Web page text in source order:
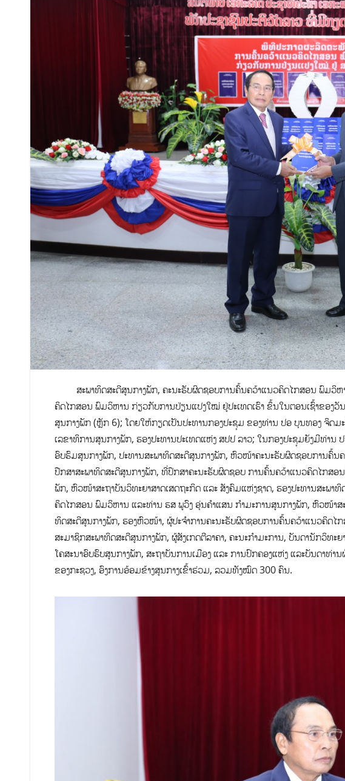
ສະພາທິດສະດີສູນກາງພັກ, ຄະນະຮັບຜິດຊອບການຄົ້ນຄວ້າແນວຄິດໄກສອນ ພົມວິຫ
ຄິດໄກສອນ ພົມວິຫານ ກ່ຽວກັບການປ່ຽນແປງໃໝ່ ຢູ່ປະເທດເຮົາ ຂຶ້ນໃນຕອນເຊົ້າຂອງ
ສູນກາງພັກ (ຫຼັກ 6); ໂດຍໃຫ້ກຽດເປັນປະທານກອງປະຊຸມ ຂອງທ່ານ ປອ ບຸນທອງ ຈິດມ
ເລຂາທິການສູນກາງພັກ, ຮອງປະທານປະເທດແຫ່ງ ສປປ ລາວ; ໃນກອງປະຊຸມຍັງມີທ່ານ
ອົບຮົມສູນກາງພັກ, ປະທານສະພາທິດສະດີສູນກາງພັກ, ຫົວໜ້າຄະນະຮັບຜິດຊອບການຄົ້
ປືກສາສະພາທິດສະດີສູນກາງພັກ, ທີ່ປຶກສາຄະນະຮັບຜິດຊອບ ການຄົ້ນຄວ້າແນວຄິດໄກສ
ພັກ, ຫົວໜ້າສະຖາບັນວິທະຍາສາດເສດຖະກິດ ແລະ ສັງຄົມແຫ່ງຊາດ, ຮອງປະທານສະພ
ຄິດໄກສອນ ພົມວິຫານ ແລະທ່ານ ຮສ ພູວົງ ອຸ່ນຄຳແສນ ກຳມະການສູນກາງພັກ, ຫົວໜ້າສ
ທິດສະດີສູນກາງພັກ, ຮອງຫົວໜ້າ, ຜູ້ປະຈຳການຄະນະຮັບຜິດຊອບການຄົ້ນຄວ້າແນວຄິດໄ
ສະມາຊິກສະພາທິດສະດີສູນກາງພັກ, ຜູ້ສັງເກດຕີລາຄາ, ຄະນະກຳມະການ, ບັນດານັກວິທ
ໂຄສະນາອົບຮົບສູນກາງພັກ, ສະຖາບັນການເມືອງ ແລະ ການປົກຄອງແຫ່ງ ແລະບັນດາທ່
ຂອງກະຊວງ, ອົງການອ້ອມຂ້າງສູນກາງເຂົ້າຮ່ວມ, ລວມທັງໝົດ 300 ຄົນ.